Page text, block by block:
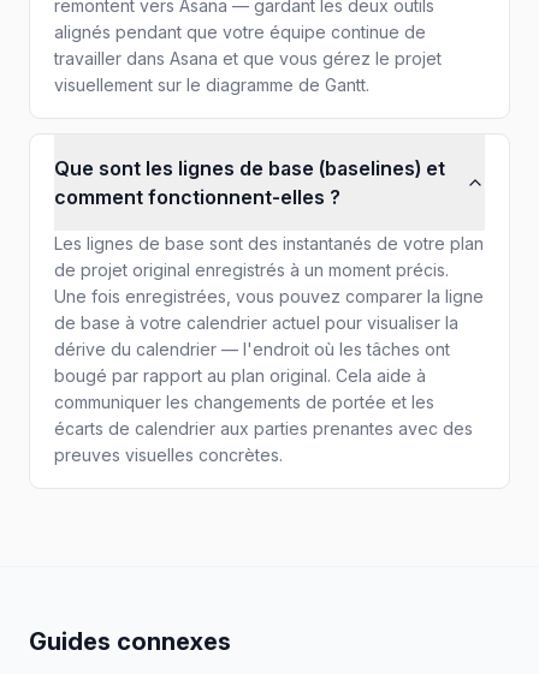
remontent vers Asana — gardant les deux outils
alignés pendant que votre équipe continue de
travailler dans Asana et que vous gérez le projet
visuellement sur le diagramme de Gantt.
Que sont les lignes de base (baselines) et
comment fonctionnent-elles ?
Les lignes de base sont des instantanés de votre plan
de projet original enregistrés à un moment précis.
Une fois enregistrées, vous pouvez comparer la ligne
de base à votre calendrier actuel pour visualiser la
dérive du calendrier — l'endroit où les tâches ont
bougé par rapport au plan original. Cela aide à
communiquer les changements de portée et les
écarts de calendrier aux parties prenantes avec des
preuves visuelles concrètes.
Guides connexes